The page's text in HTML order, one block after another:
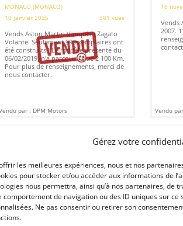
Gérez votre
les meilleures expériences, nous et nos
pour stocker et/ou accéder aux informations de
nous permettra, ainsi qu’à nos partenaires, de
comportement de navigation ou des ID uniques sur
Ne pas consentir ou retirer son
MONACO (MONACO)
10 janvier 2025
381 vues
Vends Aston Martin Vanquish Zagato
Volante. Seulement 99 exemplaires ont
été construits ! Le modèle présenté du
06/02/2019, n'a parcouru que 2 100 Km.
Pour plus de renseignements, merci de
nous contacter.
par : DPM Motors
18
Vends
2007.
Vendu
11